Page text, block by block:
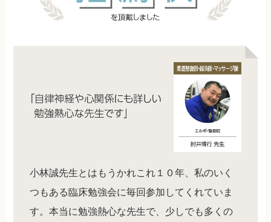
小林誠先生とはもうかれこれ１０年、私のいく
つもある臨床勉強会に毎回参加してくれていま
す。本当に勉強熱心な先生で、少しでも多くの